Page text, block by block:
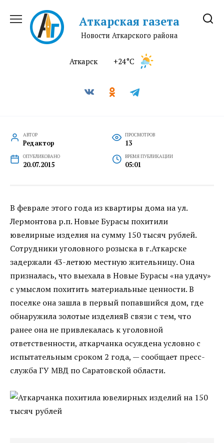
содержанию
Аткарская газета
Новости Аткарского района
Аткарск +24°C
АВТОР
Редактор
ПРОСМОТРОВ
13
ОПУБЛИКОВАНО
20.07.2015
ВРЕМЯ ПУБЛИКАЦИИ
05:01
В феврале этого года из квартиры дома на ул.
Лермонтова р.п. Новые Бурасы похитили
ювелирные изделия на сумму 150 тысяч рублей.
Сотрудники уголовного розыска в г.Аткарске
задержали 43-летюю местную жительницу. Она
призналась, что выехала в Новые Бурасы «на удачу»
с умыслом похитить материальные ценности. В
поселке она зашла в первый попавшийся дом, где
обнаружила золотые изделияВ связи с тем, что
ранее она не привлекалась к уголовной
ответственности, аткарчанка осуждена условно с
испытательным сроком 2 года, — сообщает пресс-
служба ГУ МВД по Саратовской области.